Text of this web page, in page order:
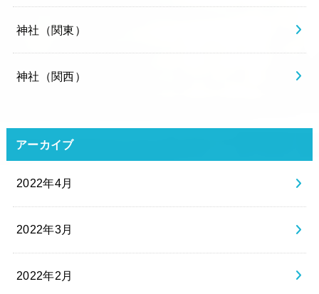
神社（関東）
神社（関西）
アーカイブ
2022年4月
2022年3月
2022年2月